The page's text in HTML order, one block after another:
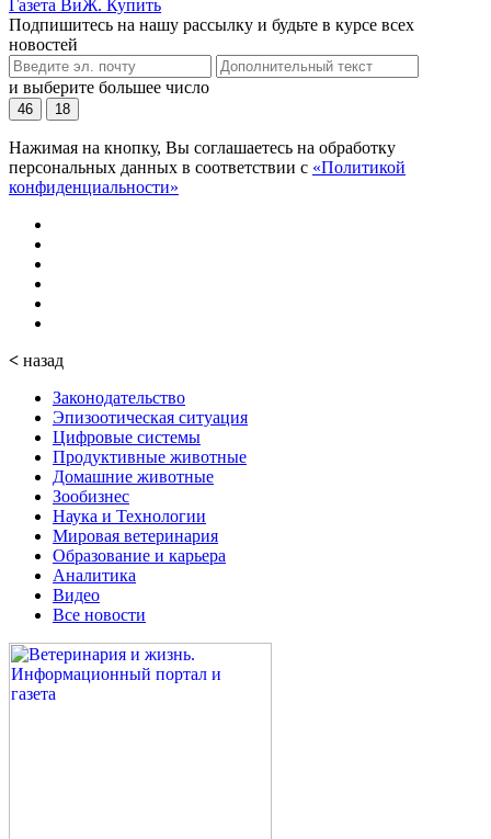
Газета ВиЖ. Купить
Подпишитесь на нашу рассылку и будьте в курсе всех
новостей
и выберите большее число
46 18
Нажимая на кнопку, Вы соглашаетесь на обработку
персональных данных в соответствии с «Политикой
конфиденциальности»
< назад
Законодательство
Эпизоотическая ситуация
Цифровые системы
Продуктивные животные
Домашние животные
Зообизнес
Наука и Технологии
Мировая ветеринария
Образование и карьера
Аналитика
Видео
Все новости